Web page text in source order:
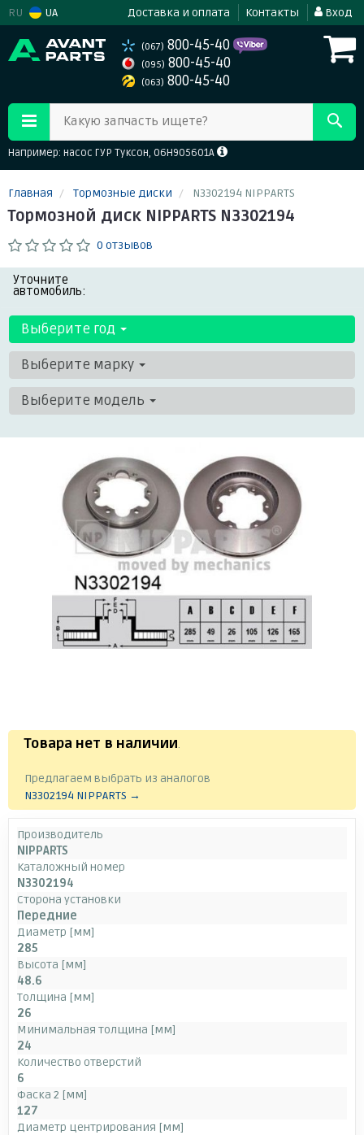
RU UA Доставка и оплата Контакты Вход
(067) 800-45-40
(095) 800-45-40
(063) 800-45-40
Какую запчасть ищете?
Например: насос ГУР Туксон, 06H905601A
Главная Тормозные диски N3302194 NIPPARTS
Тормозной диск NIPPARTS N3302194
0 отзывов
Уточните
автомобиль:
Выберите год
Выберите марку
Выберите модель
Товара нет в наличии.
Предлагаем выбрать из аналогов
N3302194 NIPPARTS →
Производитель
NIPPARTS
Каталожный номер
N3302194
Сторона установки
Передние
Диаметр [мм]
285
Высота [мм]
48.6
Толщина [мм]
26
Минимальная толщина [мм]
24
Количество отверстий
6
Фаска 2 [мм]
127
Диаметр центрирования [мм]